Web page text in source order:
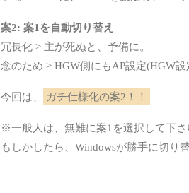
案2: 案1を自動切り替え
冗長化 > 主が死ぬと、予備に。
念のため > HGW側にもAP設定(HGW
今回は、 ガチ仕様化の案2！！
※一般人は、無難に案1を選択して下さ
もしかしたら、Windowsが勝手に切り